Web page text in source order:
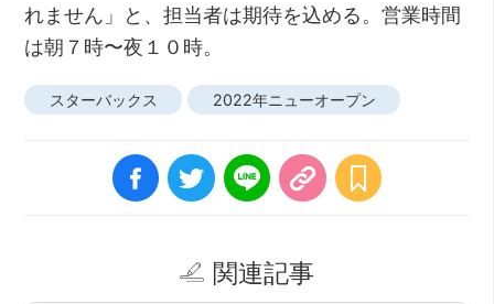
れません」と、担当者は期待を込める。営業時間
は朝７時〜夜１０時。
スターバックス 2022年ニューオープン
関連記事